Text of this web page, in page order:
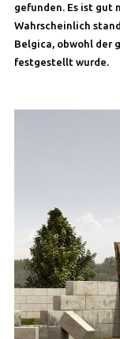
gefunden. Es ist gut
Wahrscheinlich
Belgica, obwohl der
festgestellt wurde.